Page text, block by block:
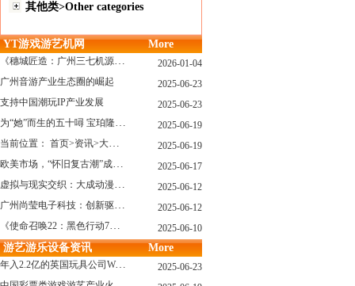
其他类>Other categories
YT游戏游艺机网
More
《穗城匠造：广州三七机源头的工厂店密码》
2026-01-04
广州音游产业生态圈的崛起
2025-06-23
支持中国潮玩IP产业发展
2025-06-23
为“她”而生的五十噚 宝珀隆重推出全新五十噚女士潜水腕表 2025-06-19
当前位置： 首页>资讯>大型游戏展览和新游戏厅6月大温揭幕 大型游戏展览和新游戏厅6月大温揭幕 2025-06-19
欧美市场，“怀旧复古潮”成今年爆火！ 2025-06-17
虚拟与现实交织：大成动漫如何用"数字工匠精神"重塑游艺产业价值生态 2025-06-12
广州尚莹电子科技：创新驱动，引领游艺产业智能化新浪潮 2025-06-12
《使命召唤22：黑色行动7》战役模式传闻引不满:玩家将扮演无名士兵 2025-06-10
游艺游乐设备资讯
More
年入2.2亿的英国玩具公司Wow! Stuff被收购！
2025-06-23